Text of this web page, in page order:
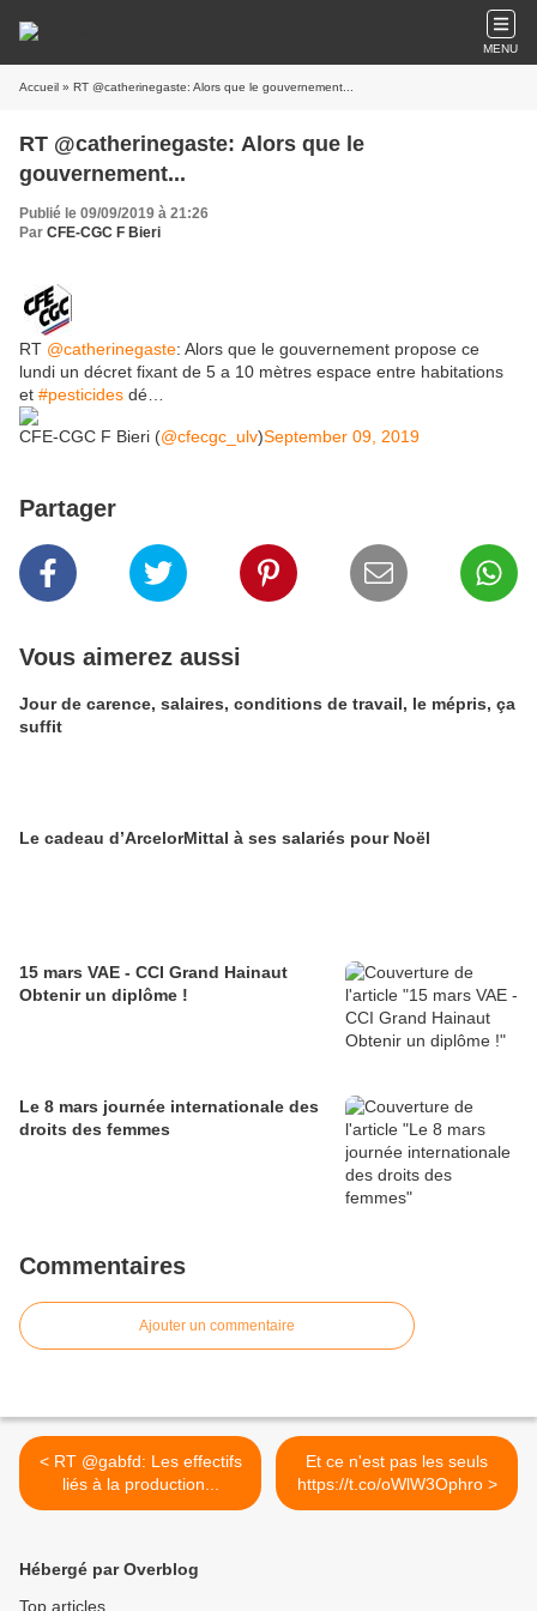
MENU
Accueil » RT @catherinegaste: Alors que le gouvernement...
RT @catherinegaste: Alors que le
gouvernement...
Publié le 09/09/2019 à 21:26
Par CFE-CGC F Bieri
RT @catherinegaste: Alors que le gouvernement propose ce
lundi un décret fixant de 5 a 10 mètres espace entre habitations
et #pesticides dé…
CFE-CGC F Bieri (@cfecgc_ulv)September 09, 2019
Partager
Vous aimerez aussi
Jour de carence, salaires, conditions de travail, le mépris, ça
suffit
Le cadeau d’ArcelorMittal à ses salariés pour Noël
15 mars VAE - CCI Grand Hainaut
Obtenir un diplôme !
Le 8 mars journée internationale des
droits des femmes
Commentaires
Ajouter un commentaire
< RT @gabfd: Les effectifs
liés à la production...
Et ce n'est pas les seuls
https://t.co/oWlW3Ophro >
Hébergé par Overblog
Top articles